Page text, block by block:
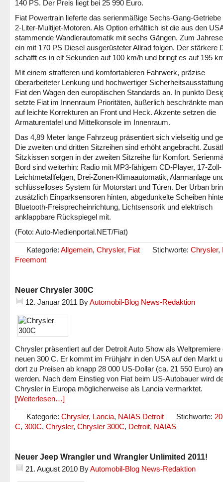
140 PS. Der Preis liegt bei 25 990 Euro.
Fiat Powertrain lieferte das serienmäßige Sechs-Gang-Getriebe
2-Liter-Multijet-Motoren. Als Option erhältlich ist die aus den
stammende Wandlerautomatik mit sechs Gängen. Zum
ein mit 170 PS Diesel ausgerüsteter Allrad folgen. Der stärkere
schafft es in elf Sekunden auf 100 km/h und bringt es auf 195
Mit einem strafferen und komfortableren Fahrwerk, präzise
überarbeiteter Lenkung und hochwertiger
Fiat den Wagen den europäischen Standards an. In punkto
setzte Fiat im Innenraum Prioritäten, äußerlich beschränkte
auf leichte Korrekturen an Front und Heck. Akzente setzen die
Armaturentafel und Mittelkonsole im Innenraum.
Das 4,89 Meter lange Fahrzeug präsentiert sich vielseitig und
Die zweiten und dritten Sitzreihen sind erhöht angebracht.
Sitzkissen sorgen in der zweiten Sitzreihe für Komfort.
Bord sind weiterhin: Radio mit MP3-fähigem CD-Player, 17-Zoll-
Leichtmetallfelgen, Drei-Zonen-Klimaautomatik, Alarmanlage
schlüsselloses System für Motorstart und Türen. Der Urban
zusätzlich Einparksensoren hinten, abgedunkelte Scheiben
Bluetooth-Freisprecheinrichtung, Lichtsensorik und elektrisch
anklappbare Rückspiegel mit.
(Foto: Auto-Medienportal.NET/Fiat)
Kategorie: Allgemein, Chrysler, Fiat Stichworte: Chrysler,
Freemont
Neuer Chrysler 300C
12. Januar 2011 ByAutomobil-Blog News-Redaktion
Chrysler präsentiert auf der Detroit Auto Show als Weltpremiere
neuen 300 C. Er kommt im Frühjahr in den USA auf den Markt
dort zu Preisen ab knapp 28 000 US-Dollar (ca. 21 550 Euro)
werden. Nach dem Einstieg von Fiat beim US-Autobauer wird
Chrysler in Europa möglicherweise als Lancia vermarktet.
[Weiterlesen…]
Kategorie: Chrysler, Lancia, NAIAS Detroit Stichworte:
C, 300C, Chrysler, Chrysler 300C, Detroit, NAIAS
Neuer Jeep Wrangler und Wrangler Unlimited 2011!
21. August 2010 ByAutomobil-Blog News-Redaktion